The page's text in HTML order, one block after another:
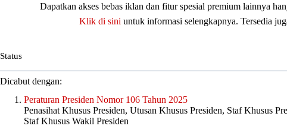
Dapatkan akses bebas iklan dan fitur spesial premium lainnya
Klik di sini untuk informasi selengkapnya. Tersedia
Status
Dicabut dengan:
Peraturan Presiden Nomor 106 Tahun 2025
Penasihat Khusus Presiden, Utusan Khusus Presiden, Staf Khusus
Staf Khusus Wakil Presiden